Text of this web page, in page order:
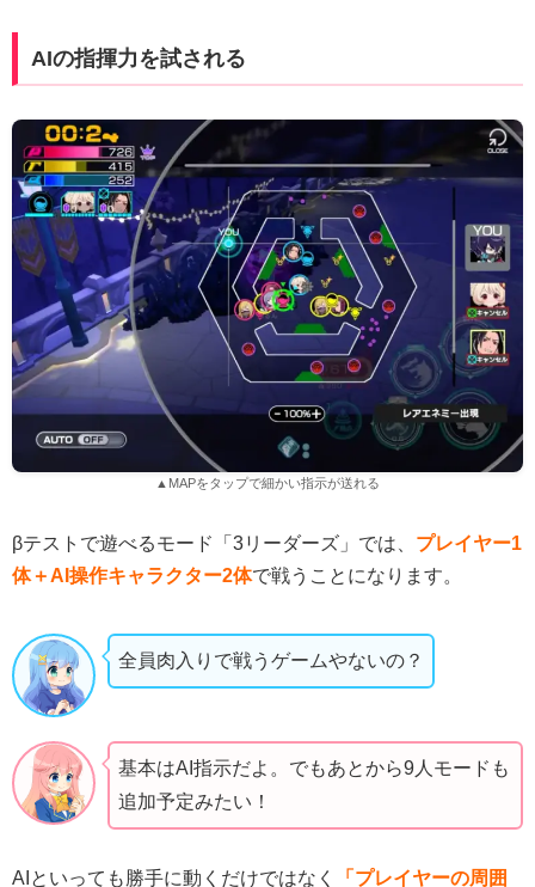
AIの指揮力を試される
▲MAPをタップで細かい指示が送れる
βテストで遊べるモード「3リーダーズ」では、 プレイヤー1
体＋AI操作キャラクター2体で戦うことになります。
全員肉入りで戦うゲームやないの？
基本はAI指示だよ。でもあとから9人モードも
追加予定みたい！
AIといっても勝手に動くだけではなく
「プレイヤーの周囲